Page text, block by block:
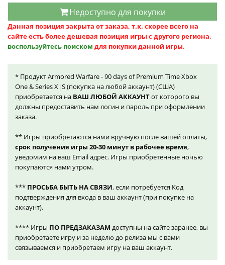
Недоступно для покупки
Данная позиция закрыта от заказа, т.к. скорее всего на
сайте есть более дешевая позиция игры с другого региона,
воспользуйтесь поиском для покупки данной игры.
* Продукт Armored Warfare - 90 days of Premium Time Xbox
One & Series X|S (покупка на любой аккаунт) (США)
приобретается на ВАШ ЛЮБОЙ АККАУНТот которого вы
должны предоставить нам логин и пароль при оформлении
заказа.
** Игры приобретаются нами вручную после вашей оплаты,
срок получения игры 20-30 минут в рабочее время,
уведомим на ваш Email адрес. Игры приобретенные ночью
покупаются нами утром.
*** ПРОСЬБА БЫТЬ НА СВЯЗИ, если потребуется Код
подтверждения для входа в ваш аккаунт (при покупке на
аккаунт).
**** Игры ПО ПРЕДЗАКАЗАМ доступны на сайте заранее, вы
приобретаете игру и за неделю до релиза мы с вами
связываемся и приобретаем игру на ваш аккаунт.